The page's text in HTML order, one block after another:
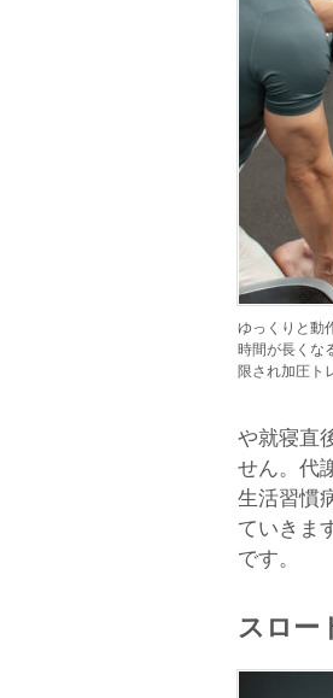
ゆっくりと動
時間が長くな
限され加圧ト
や就寝直
せん。代
生活習慣
ていきま
です。
スロー